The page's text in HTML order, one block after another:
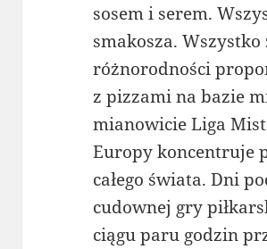
sosem i serem.
smakosza.
różnorodności
z pizzami na bazie
mianowicie Liga
Europy koncentruje
całego świata. Dni
cudownej gry
ciągu paru godzin